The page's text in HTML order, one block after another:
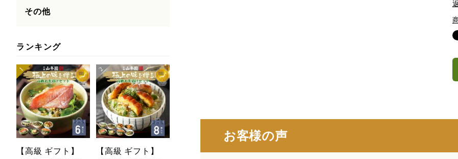
その他
ランキング
【高級 ギフト】
【高級 ギフト】
お客様の声